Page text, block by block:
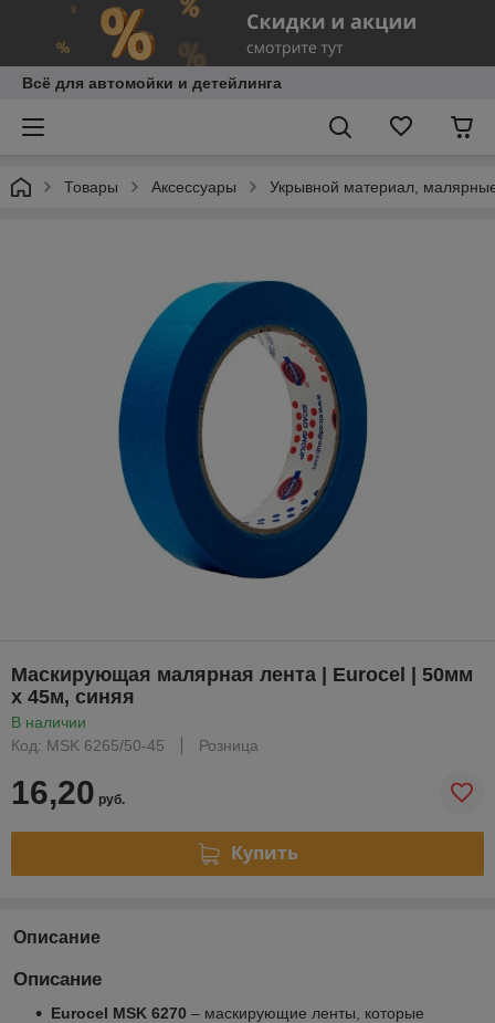
Всё для автомойки и детейлинга
Товары Аксессуары Укрывной материал,
Маскирующая малярная лента | Eurocel | 50мм
х 45м, синяя
В наличии
Код: MSK 6265/50-45
Розница
16,20 руб.
Купить
Описание
Описание
Eurocel MSK 6270 – маскирующие ленты, которые